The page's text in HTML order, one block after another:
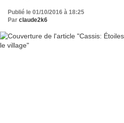
Publié le 01/10/2016 à 18:25
Par claude2k6